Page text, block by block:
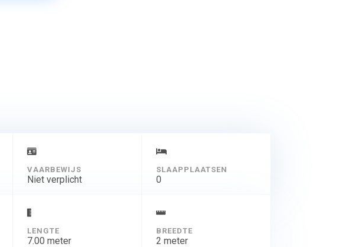
VAARBEWIJS
Niet verplicht
SLAAPPLAATSEN
0
LENGTE
7.00 meter
BREEDTE
2 meter